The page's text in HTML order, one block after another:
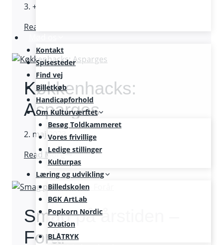
Kontakt
Spisesteder
Find vej
Billetkøb
Handicapforhold
Om Kulturværftet
Besøg Toldkammeret
Vores frivillige
Ledige stillinger
Kulturpas
Læring og udvikling
Billedskolen
BGK ArtLab
Popkorn Nordic
Ovation
BLÅTRYK
3. + 10. maj 2023
Read More
naturen
Køkkenhacks:
Asparges
2. maj 2023
Read MoreKøkkenhacks:
Asparges
Smag på årstiden –
Forår